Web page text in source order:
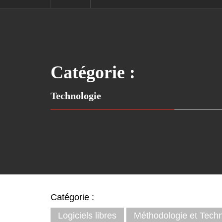
Catégorie :
Technologie
Catégorie :
Logiciels libres
Méthodologie et